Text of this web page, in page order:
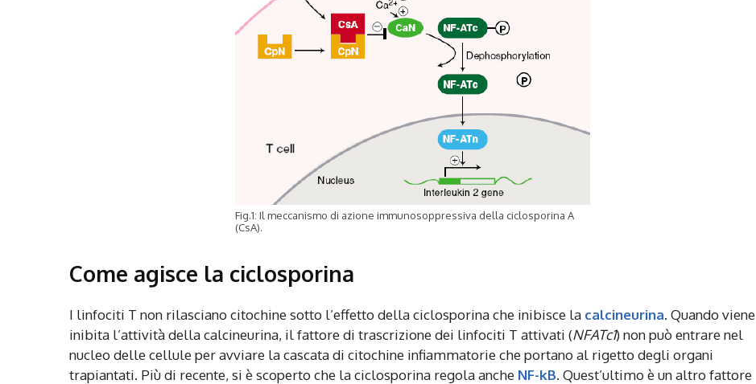
Fig.1: Il meccanismo di azione immunosoppressiva della ciclosporina A
(CsA).
Come agisce la ciclosporina
I linfociti T non rilasciano citochine sotto l’effetto della ciclosporina che inibisce la calcineurina. Quando viene
inibita l’attività della calcineurina, il fattore di trascrizione dei linfociti T attivati (NFATc1) non può entrare nel
nucleo delle cellule per avviare la cascata di citochine infiammatorie che portano al rigetto degli organi
trapiantati. Più di recente, si è scoperto che la ciclosporina regola anche NF-kB. Quest’ultimo è un altro fattore